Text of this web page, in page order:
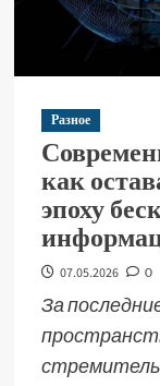
Разное
как
эпоху
07.05.2026 0
За